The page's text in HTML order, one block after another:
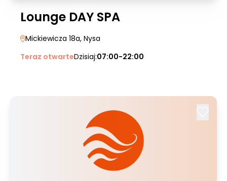
Lounge DAY SPA
Mickiewicza 18a, Nysa
Teraz otwarteDzisiaj:07:00-22:00